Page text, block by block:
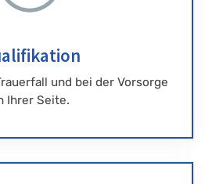
und bei der Vorsorge
Ihrer Seite.